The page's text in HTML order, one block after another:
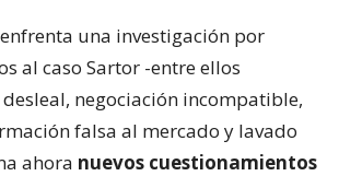
una investigación por
al caso Sartor -entre ellos
negociación incompatible,
falsa al mercado y lavado
ahora nuevos cuestionamientos